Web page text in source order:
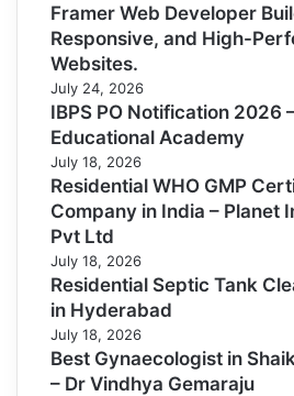
Framer Web Developer
Responsive, and High-
Websites.
July 24, 2026
IBPS PO Notification 2026
Educational Academy
July 18, 2026
Residential WHO GMP
Company in India – Planet
Pvt Ltd
July 18, 2026
Residential Septic Tank
in Hyderabad
July 18, 2026
Best Gynaecologist in
– Dr Vindhya Gemaraju